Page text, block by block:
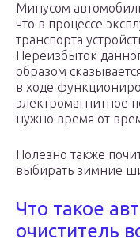
Минусом
что в процессе
транспорта
Переизбыток
образом
в ходе
электромагнитное
нужно время от
Полезно также
выбирать зимние
Что такое
очиститель